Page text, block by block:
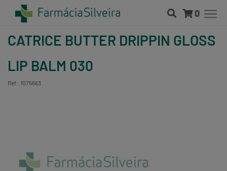
0
CATRICE BUTTER DRIPPIN GLOSS
LIP BALM 030
Ref.: 1075663